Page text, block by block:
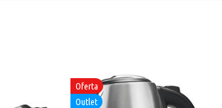
Oferta
Outlet